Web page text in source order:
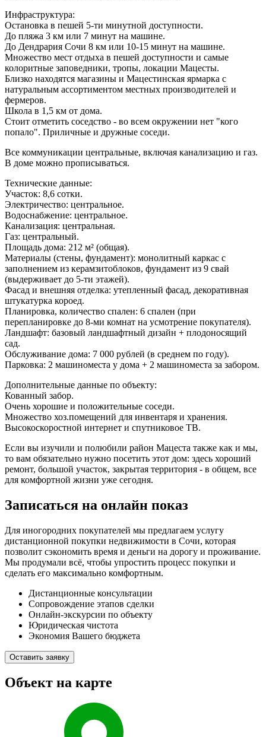
Инфраструктура:
Остановка в пешей 5-ти минутной доступности.
До пляжа 3 км или 7 минут на машине.
До Дендрария Сочи 8 км или 10-15 минут на машине.
Множество мест отдыха в пешей доступности и самые
колоритные заповедники, тропы, локации Мацесты.
Близко находятся магазины и Мацестинская ярмарка с
натуральным ассортиментом местных производителей и
фермеров.
Школа в 1,5 км от дома.
Стоит отметить соседство - во всем окружении нет "кого
попало". Приличные и дружные соседи.
Все коммуникации центральные, включая канализацию и газ.
В доме можно прописываться.
Технические данные:
Участок: 8,6 сотки.
Электричество: центральное.
Водоснабжение: центральное.
Канализация: центральная.
Газ: центральный.
Площадь дома: 212 м² (общая).
Материалы (стены, фундамент): монолитный каркас с
заполнением из керамзитоблоков, фундамент из 9 свай
(выдерживает до 5-ти этажей).
Фасад и внешняя отделка: утепленный фасад, декоративная
штукатурка короед.
Планировка, количество спален: 6 спален (при
перепланировке до 8-ми комнат на усмотрение покупателя).
Ландшафт: базовый ландшафтный дизайн + плодоносящий
сад.
Обслуживание дома: 7 000 рублей (в среднем по году).
Парковка: 2 машиноместа у дома + 2 машиноместа за забором.
Дополнительные данные по объекту:
Кованный забор.
Очень хорошие и положительные соседи.
Множество хоз.помещений для инвентаря и хранения.
Высокоскоростной интернет и спутниковое ТВ.
Если вы изучили и полюбили район Мацеста также как и мы,
то вам обязательно нужно посетить этот дом: здесь хороший
ремонт, большой участок, закрытая территория - в общем, все
для комфортной жизни уже сегодня.
Записаться на онлайн показ
Для иногородних покупателей мы предлагаем услугу
дистанционной покупки недвижимости в Сочи, которая
позволит сэкономить время и деньги на дорогу и проживание.
Мы продумали всё, чтобы упростить процесс покупки и
сделать его максимально комфортным.
Дистанционные консультации
Сопровождение этапов сделки
Онлайн-экскурсии по объекту
Юридическая чистота
Экономия Вашего бюджета
Оставить заявку
Объект на карте